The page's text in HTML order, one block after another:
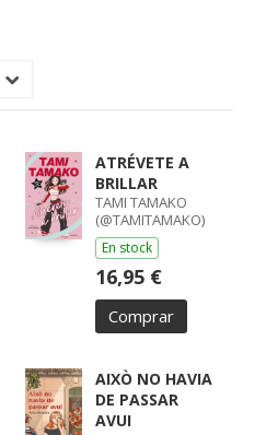
ATRÉVETE A
BRILLAR
TAMI TAMAKO
(@TAMITAMAKO)
En stock
16,95 €
Comprar
AIXÒ NO HAVIA
DE PASSAR
AVUI